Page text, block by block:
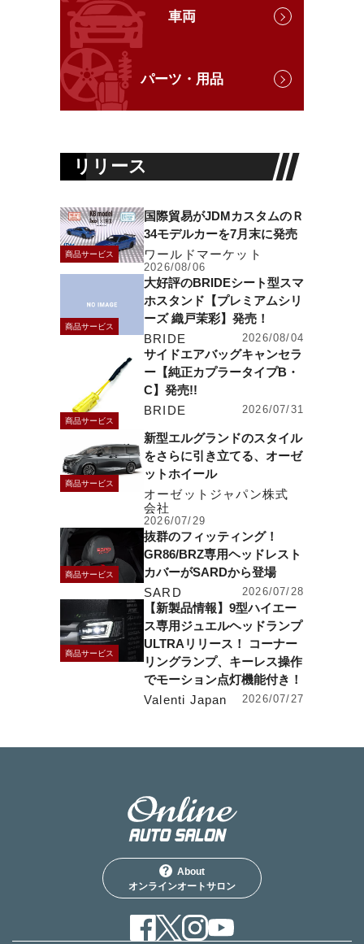
車両
パーツ・用品
リリース
商品サービス
国際貿易がJDMカスタムのＲ
34モデルカーを7月末に発売
ワールドマーケット
2026/08/06
商品サービス
大好評のBRIDEシート型スマ
ホスタンド【プレミアムシリ
ーズ 織戸茉彩】発売！
BRIDE
2026/08/04
商品サービス
サイドエアバッグキャンセラ
ー【純正カプラータイプB・
C】発売!!
BRIDE
2026/07/31
商品サービス
新型エルグランドのスタイル
をさらに引き立てる、オーゼ
ットホイール
オーゼットジャパン株式
会社
2026/07/29
商品サービス
抜群のフィッティング！
GR86/BRZ専用ヘッドレスト
カバーがSARDから登場
SARD
2026/07/28
商品サービス
【新製品情報】9型ハイエー
ス専用ジュエルヘッドランプ
ULTRAリリース！ コーナー
リングランプ、キーレス操作
でモーション点灯機能付き！
Valenti Japan
2026/07/27
About
オンラインオートサロン